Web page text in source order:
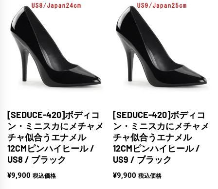
[SEDUCE-420]ボディコ
ン・ミニスカにメチャメ
チャ似合うエナメル
12CMピンハイヒール /
US8 / ブラック
¥9,900 税込価格
[SEDUCE-420]ボディコ
ン・ミニスカにメチャメ
チャ似合うエナメル
12CMピンハイヒール /
US9 / ブラック
¥9,900 税込価格